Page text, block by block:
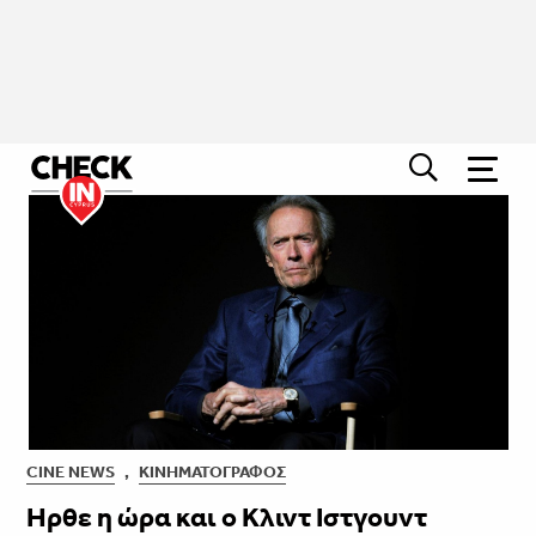
CINE NEWS , ΚΙΝΗΜΑΤΟΓΡΆΦΟΣ
Ηρθε η ώρα και ο Κλιντ Ιστγουντ